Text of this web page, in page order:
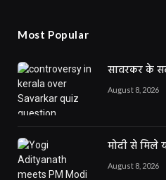
Most Popular
सावरकर के
August 8, 2026
मोदी से मिले
August 8, 2026